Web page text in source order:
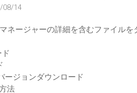
08/14
ネージャーの詳細を含むファイルを
ージョンダウンロード
法